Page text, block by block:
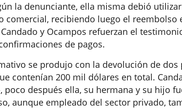
la denunciante, ella misma debió
comercial, recibiendo luego el reembolso
y Ocampos refuerzan el
de pagos.
se produjo con la devolución de dos
contenían 200 mil dólares en total.
poco después ella, su hermana y su hijo
aunque empleado del sector privado,